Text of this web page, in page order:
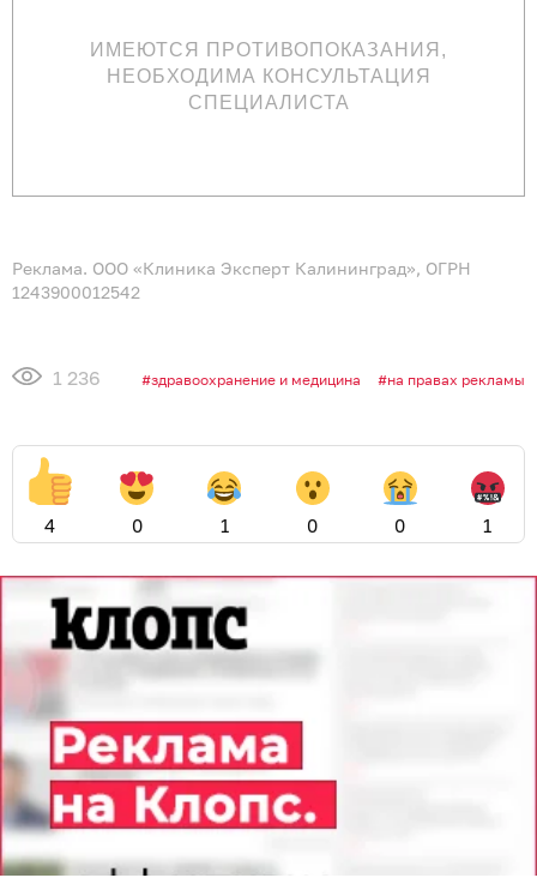
ИМЕЮТСЯ ПРОТИВОПОКАЗАНИЯ,
НЕОБХОДИМА КОНСУЛЬТАЦИЯ
СПЕЦИАЛИСТА
Реклама. ООО «Клиника Эксперт Калининград», ОГРН
1243900012542
1 236 здравоохранение и медицина на правах рекламы
4 0 1 0 0 1